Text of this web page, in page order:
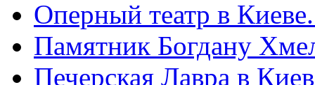
Оперный театр в
Памятник Богдану
Печерская Лавра в